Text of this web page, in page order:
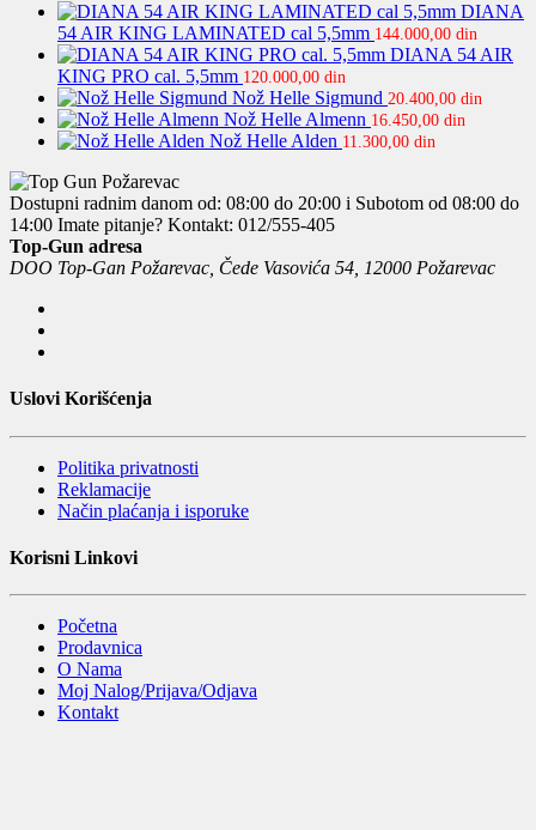
DIANA
54 AIR KING LAMINATED cal 5,5mm 144.000,00 din
DIANA 54 AIR
KING PRO cal. 5,5mm 120.000,00 din
Nož Helle Sigmund 20.400,00 din
Nož Helle Almenn 16.450,00 din
Nož Helle Alden 11.300,00 din
Dostupni radnim danom od: 08:00 do 20:00 i Subotom od 08:00 do
14:00 Imate pitanje? Kontakt: 012/555-405
Top-Gun adresa
DOO Top-Gan Požarevac, Čede Vasovića 54, 12000 Požarevac
Uslovi Korišćenja
Politika privatnosti
Reklamacije
Način plaćanja i isporuke
Korisni Linkovi
Početna
Prodavnica
O Nama
Moj Nalog/Prijava/Odjava
Kontakt